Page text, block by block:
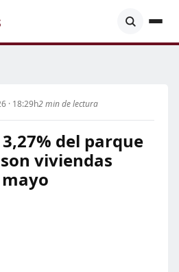
· 18:29h2 min de lectura
del parque
viviendas